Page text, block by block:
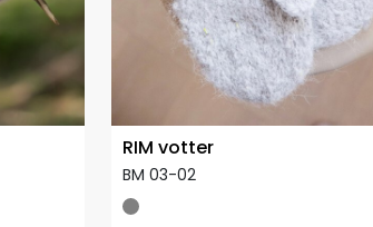
RIM votter
BM 03-02